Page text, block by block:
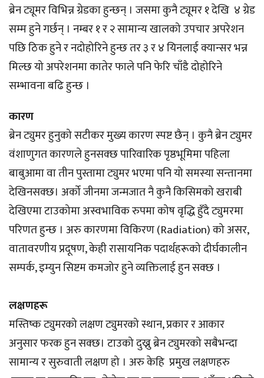
ब्रेन ट्यूमर विभिन्न ग्रेडका हुन्छन् । जसमा कुनै ट्यूमर १ देखि ४ ग्रेड
सम्म हुने गर्छन् । नम्बर १ र २ सामान्य खालको उपचार अपरेशन
पछि ठिक हुने र नदोहोरिने हुन्छ तर ३ र ४ यिनलाई क्यान्सर भन्न
मिल्छ यो अपरेशनमा कातेर फाले पनि फेरि चाँडै दोहोरिने
सम्भावना बढि हुन्छ ।
कारण
ब्रेन ट्युमर हुनुको सटीकर मुख्य कारण स्पष्ट छैन् । कुनै ब्रेन ट्युमर
वंशाणुगत कारणले हुनसक्छ पारिवारिक पृष्ठभूमिमा पहिला
बाबुआमा वा तीन पुस्तामा ट्युमर भएमा पनि यो समस्या सन्तानमा
देखिनसक्छ। अर्को जीनमा जन्मजात नै कुनै किसिमको खराबी
देखिएमा टाउकोमा अस्वभाविक रुपमा कोष वृद्धि हुँदै ट्युमरमा
परिणत हुन्छ । अरु कारणमा विकिरण (Radiation) को असर,
वातावरणीय प्रदूषण, केही रासायनिक पदार्थहरूको दीर्घकालीन
सम्पर्क, इम्युन सिष्टम कमजोर हुने व्यक्तिलाई हुन सक्छ ।
लक्षणहरू
मस्तिष्क ट्युमरको लक्षण ट्युमरको स्थान, प्रकार र आकार
अनुसार फरक हुन सक्छ। टाउको दुख्नु ब्रेन ट्युमरको सबैभन्दा
सामान्य र सुरुवाती लक्षण हो । अरु केहि प्रमुख लक्षणहरु